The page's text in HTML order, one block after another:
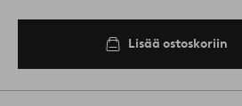
Lisää ostoskoriin